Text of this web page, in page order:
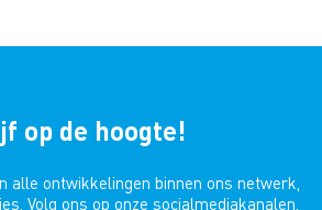
op de hoogte!
alle ontwikkelingen binnen ons netwerk,
Volg ons op onze socialmediakanalen.